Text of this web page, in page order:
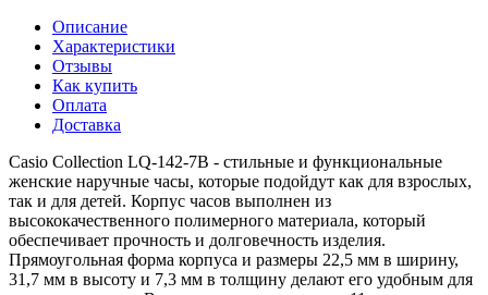
Описание
Характеристики
Отзывы
Как купить
Оплата
Доставка
Casio Collection LQ-142-7B - стильные и функциональные
женские наручные часы, которые подойдут как для взрослых,
так и для детей. Корпус часов выполнен из
высококачественного полимерного материала, который
обеспечивает прочность и долговечность изделия.
Прямоугольная форма корпуса и размеры 22,5 мм в ширину,
31,7 мм в высоту и 7,3 мм в толщину делают его удобным для